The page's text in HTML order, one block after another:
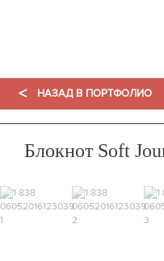
< НАЗАД В ПОРТФОЛИО
Блокнот Soft